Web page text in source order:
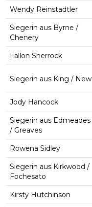
Wendy Reinstadtler
Siegerin aus Byrne /
Chenery
Fallon Sherrock
Siegerin aus King / New
Jody Hancock
Siegerin aus Edmeades
/ Greaves
Rowena Sidley
Siegerin aus Kirkwood /
Fochesato
Kirsty Hutchinson